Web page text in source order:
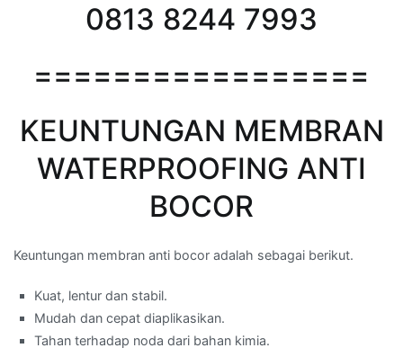
0813 8244 7993
=================
KEUNTUNGAN MEMBRAN
WATERPROOFING ANTI
BOCOR
Keuntungan membran anti bocor adalah sebagai berikut.
Kuat, lentur dan stabil.
Mudah dan cepat diaplikasikan.
Tahan terhadap noda dari bahan kimia.